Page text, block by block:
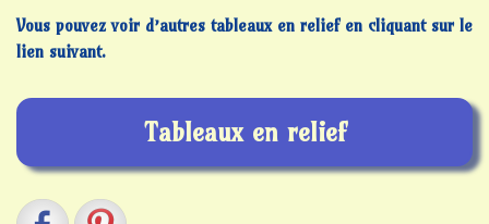
Vous pouvez voir d’autres tableaux en relief en cliquant sur le
lien suivant.
Tableaux en relief